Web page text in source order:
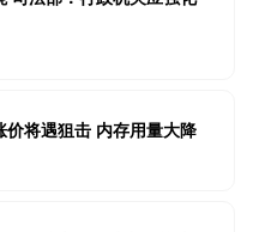
将遇狙击 内存用量大降